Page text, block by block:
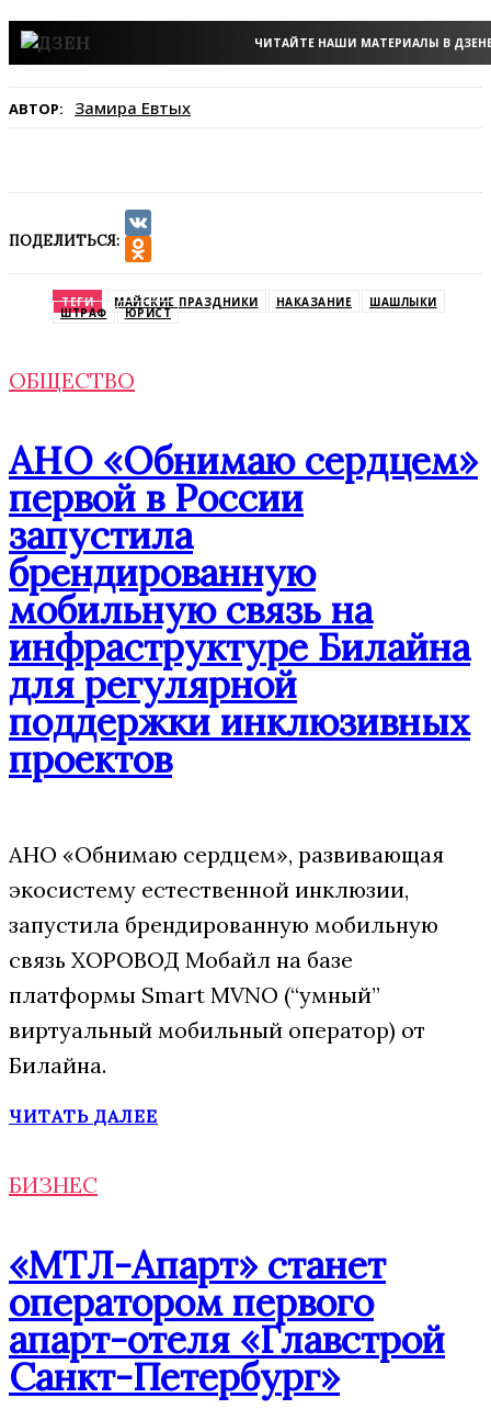
ЧИТАЙТЕ НАШИ МАТЕРИАЛЫ В
АВТОР: Замира Евтых
ПОДЕЛИТЬСЯ:
VK
ТЕГИ МАЙСКИЕ ПРАЗДНИКИ НАКАЗАНИЕ ШАШЛЫКИ
ШТРАФ ЮРИСТ
ОБЩЕСТВО
АНО «Обнимаю сердцем»
первой в России
запустила
брендированную
мобильную связь на
инфраструктуре Билайна
для регулярной
поддержки инклюзивных
проектов
АНО «Обнимаю сердцем», развивающая
экосистему естественной инклюзии,
запустила брендированную мобильную
связь ХОРОВОД Мобайл на базе
платформы Smart MVNO (“умный”
виртуальный мобильный оператор) от
Билайна.
ЧИТАТЬ ДАЛЕЕ
БИЗНЕС
«МТЛ-Апарт» станет
оператором первого
апарт-отеля «Главстрой
Санкт-Петербург»